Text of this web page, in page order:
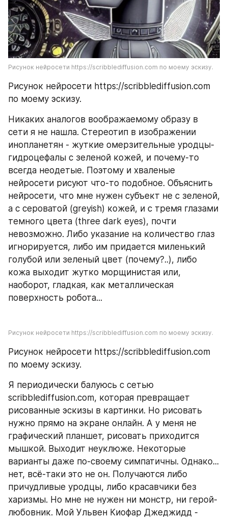
Рисунок нейросети https://scribblediffusion.com по моему эскизу.
Рисунок нейросети https://scribblediffusion.com
по моему эскизу.
Никаких аналогов воображаемому образу в
сети я не нашла. Стереотип в изображении
инопланетян - жуткие омерзительные уродцы-
гидроцефалы с зеленой кожей, и почему-то
всегда неодетые. Поэтому и хваленые
нейросети рисуют что-то подобное. Объяснить
нейросети, что мне нужен субъект не с зеленой,
а с сероватой (greyish) кожей, и с тремя глазами
темного цвета (three dark eyes), почти
невозможно. Либо указание на количество глаз
игнорируется, либо им придается миленький
голубой или зеленый цвет (почему?..), либо
кожа выходит жутко морщинистая или,
наоборот, гладкая, как металлическая
поверхность робота...
Рисунок нейросети https://scribblediffusion.com по моему эскизу.
Рисунок нейросети https://scribblediffusion.com
по моему эскизу.
Я периодически балуюсь с сетью
scribblediffusion.com, которая превращает
рисованные эскизы в картинки. Но рисовать
нужно прямо на экране онлайн. А у меня не
графический планшет, рисовать приходится
мышкой. Выходит неуклюже. Некоторые
варианты даже по-своему симпатичны. Однако...
нет, всё-таки это не он. Получаются либо
причудливые уродцы, либо красавчики без
харизмы. Но мне не нужен ни монстр, ни герой-
любовник. Мой Ульвен Киофар Джеджидд -